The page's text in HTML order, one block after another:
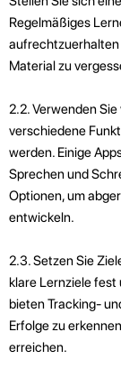
Regelmäßiges
aufrechtzuerhalten
Material zu
2.2. Verwenden
verschiedene
werden. Einige
Sprechen und
Optionen, um
entwickeln.
2.3. Setzen Sie
klare Lernziele fest
bieten Tracking-
Erfolge zu
erreichen.